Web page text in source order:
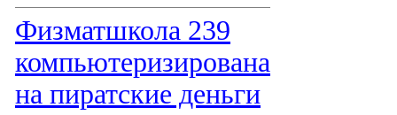
Физматшкола 239
компьютеризирована
на пиратские деньги